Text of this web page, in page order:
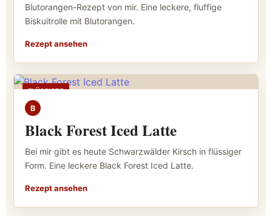
Blutorangen-Rezept von mir. Eine leckere, fluffige
Biskuitrolle mit Blutorangen.
Rezept ansehen
FLÜSSIGES
B
Black Forest Iced Latte
Bei mir gibt es heute Schwarzwälder Kirsch in flüssiger
Form. Eine leckere Black Forest Iced Latte.
Rezept ansehen